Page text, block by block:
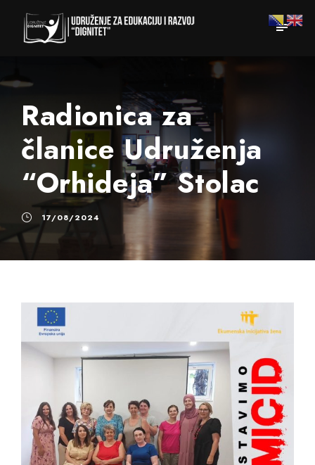
Radionica za
članice Udruženja
“Orhideja” Stolac
17/08/2024